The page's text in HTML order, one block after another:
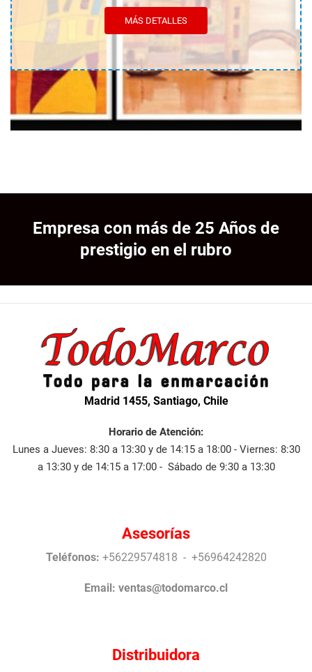
MÁS DETALLES
Empresa con más de 25 Años de
prestigio en el rubro
Madrid 1455, Santiago, Chile
Horario de Atención:
Lunes a Jueves: 8:30 a 13:30 y de 14:15 a 18:00 - Viernes: 8:30
a 13:30 y de 14:15 a 17:00 - Sábado de 9:30 a 13:30
Asesorías
Teléfonos: +56229574818 - +56964242820
Email: ventas@todomarco.cl
Distribuidora